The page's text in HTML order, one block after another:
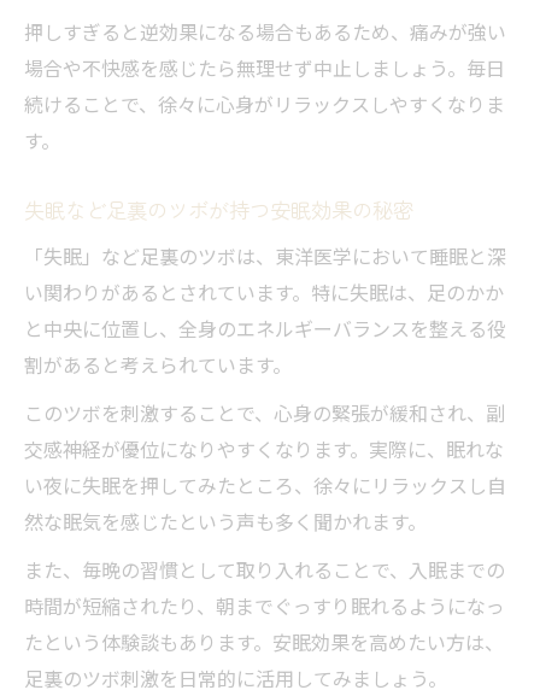
押しすぎると逆効果になる場合もあるため、痛みが強い
場合や不快感を感じたら無理せず中止しましょう。毎日
続けることで、徐々に心身がリラックスしやすくなりま
す。
失眠など足裏のツボが持つ安眠効果の秘密
「失眠」など足裏のツボは、東洋医学において睡眠と深
い関わりがあるとされています。特に失眠は、足のかか
と中央に位置し、全身のエネルギーバランスを整える役
割があると考えられています。
このツボを刺激することで、心身の緊張が緩和され、副
交感神経が優位になりやすくなります。実際に、眠れな
い夜に失眠を押してみたところ、徐々にリラックスし自
然な眠気を感じたという声も多く聞かれます。
また、毎晩の習慣として取り入れることで、入眠までの
時間が短縮されたり、朝までぐっすり眠れるようになっ
たという体験談もあります。安眠効果を高めたい方は、
足裏のツボ刺激を日常的に活用してみましょう。